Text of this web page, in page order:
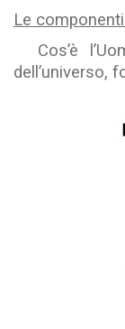
Le
Cos’è
dell’universo,